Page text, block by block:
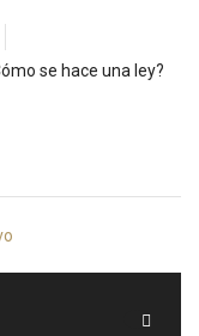
se hace una ley?